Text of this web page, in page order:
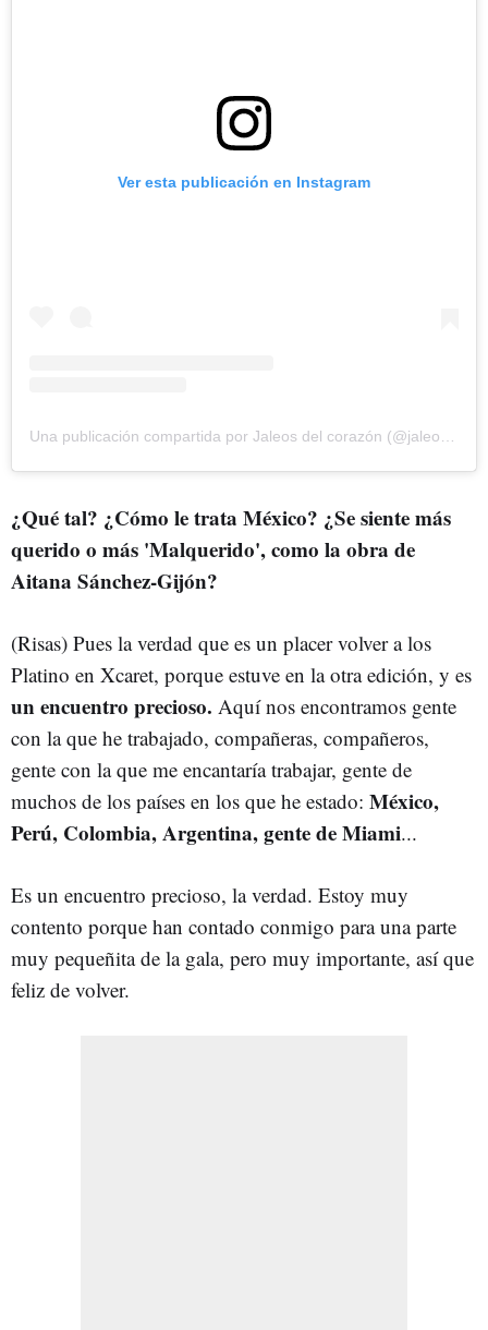
Ver esta publicación en Instagram
¿Qué tal? ¿Cómo le trata México? ¿Se siente más
querido o más 'Malquerido', como la obra de
Aitana Sánchez-Gijón?
(Risas) Pues la verdad que es un placer volver a los
Platino en Xcaret, porque estuve en la otra edición, y es
un encuentro precioso. Aquí nos encontramos gente
con la que he trabajado, compañeras, compañeros,
gente con la que me encantaría trabajar, gente de
muchos de los países en los que he estado: México,
Perú, Colombia, Argentina, gente de Miami...
Es un encuentro precioso, la verdad. Estoy muy
contento porque han contado conmigo para una parte
muy pequeñita de la gala, pero muy importante, así que
feliz de volver.